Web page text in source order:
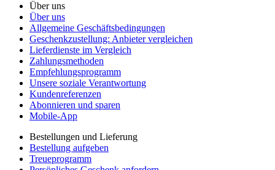
Über uns
Über uns
Allgemeine Geschäftsbedingungen
Geschenkzustellung: Anbieter vergleichen
Lieferdienste im Vergleich
Zahlungsmethoden
Empfehlungsprogramm
Unsere soziale Verantwortung
Kundenreferenzen
Abonnieren und sparen
Mobile-App
Bestellungen und Lieferung
Bestellung aufgeben
Treueprogramm